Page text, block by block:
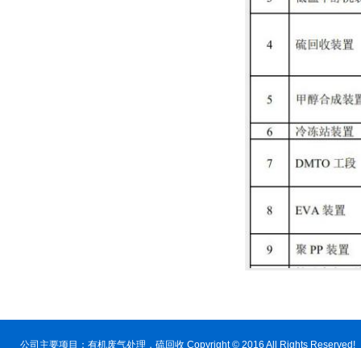
公司主要项目： 有机废气处理 ，硫回收 Copyright © 2016 All Rights